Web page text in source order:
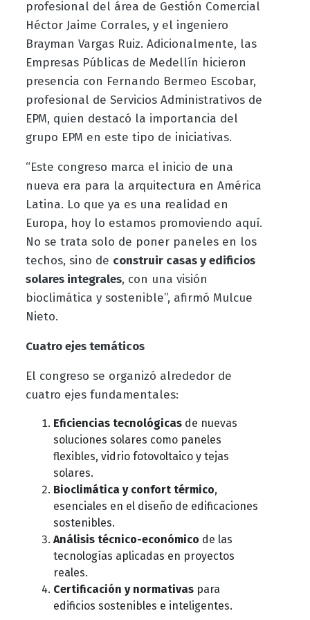
profesional del área de Gestión Comercial
Héctor Jaime Corrales, y el ingeniero
Brayman Vargas Ruiz. Adicionalmente, las
Empresas Públicas de Medellín hicieron
presencia con Fernando Bermeo Escobar,
profesional de Servicios Administrativos de
EPM, quien destacó la importancia del
grupo EPM en este tipo de iniciativas.
“Este congreso marca el inicio de una
nueva era para la arquitectura en América
Latina. Lo que ya es una realidad en
Europa, hoy lo estamos promoviendo aquí.
No se trata solo de poner paneles en los
techos, sino de construir casas y edificios
solares integrales, con una visión
bioclimática y sostenible”, afirmó Mulcue
Nieto.
Cuatro ejes temáticos
El congreso se organizó alrededor de
cuatro ejes fundamentales:
Eficiencias tecnológicasde nuevas
soluciones solares como paneles
flexibles, vidrio fotovoltaico y tejas
solares.
Bioclimática y confort térmico,
esenciales en el diseño de edificaciones
sostenibles.
Análisis técnico-económico de las
tecnologías aplicadas en proyectos
reales.
Certificación y normativaspara
edificios sostenibles e inteligentes.